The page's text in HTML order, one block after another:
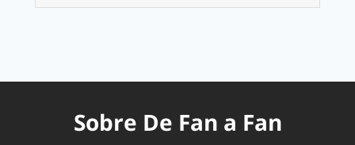
Sobre De Fan a Fan